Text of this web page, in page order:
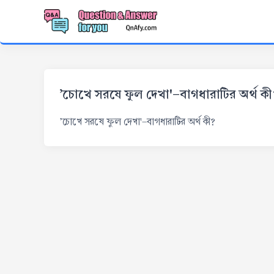
'চোখে সরষে ফুল দেখা'-বাগধারাটির অর্থ
'চোখে সরষে ফুল দেখা'-বাগধারাটির অর্থ কী?